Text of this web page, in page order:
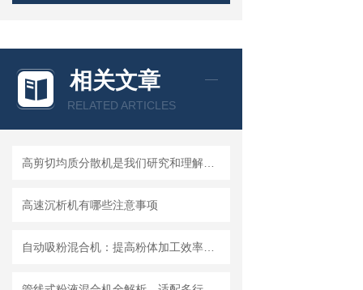
相关文章
RELATED ARTICLES
高速沉析机有哪些注意事项